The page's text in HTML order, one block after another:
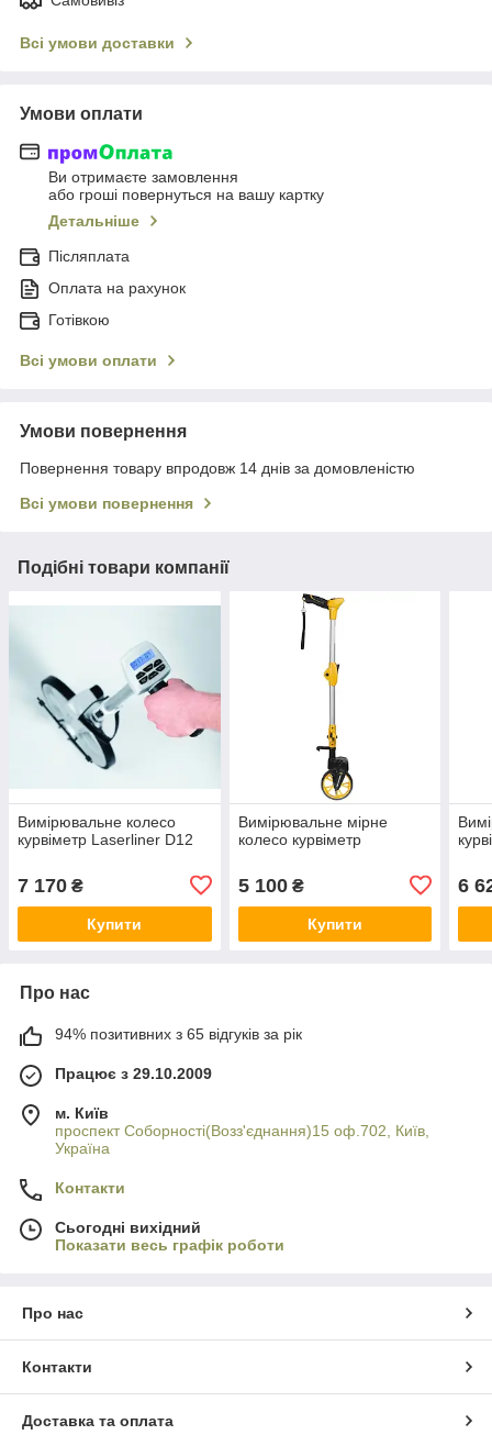
Всі умови доставки
Умови оплати
Ви отримаєте замовлення
або гроші повернуться на вашу картку
Детальніше
Післяплата
Оплата на рахунок
Готівкою
Всі умови оплати
Умови повернення
Повернення товару впродовж 14 днів за домовленістю
Всі умови повернення
Подібні товари компанії
Вимірювальне колесо
курвіметр Laserliner D12
7 170 ₴
Купити
Вимірювальне мірне
колесо курвіметр
5 100₴
Купити
6
Про нас
94% позитивних з 65 відгуків за рік
Працює з 29.10.2009
м. Київ
проспект Соборності(Возз'єднання)15 оф.702, Київ,
Україна
Контакти
Сьогодні вихідний
Показати весь графік роботи
Про нас
Контакти
Доставка та оплата